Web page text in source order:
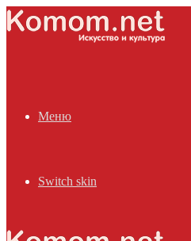
Меню
Switch skin